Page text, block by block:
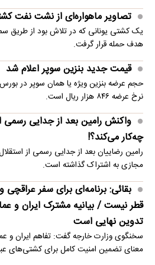
تصاویر ماهواره‌ای از نشت نفت
یک کشتی یونانی که در تلاش بود از طریق
هدف حمله قرار گرفت.
قیمت جدید بنزین سوپر اعلام شد
نرخ عرضه ۸۴۶ هزار ریال است.
واکنش رامین بعد از جدایی رسمی از
چه‌کار می‌کند؟!
رامین رضاییان بعد از جدایی رسمی از
مجازی به اشتراک گذاشته است.
بقائی: برنامه‌ای برای سفر عراقچی
قطر نیست / بیانیه مشترک ایران و
تدوین نهایی است
سخنگوی وزارت خارجه گفت: تفاهم ایران و
معنای تضمین امنیت کامل برای کشتی‌های